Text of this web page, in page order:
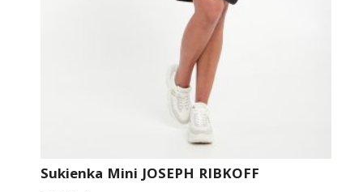
Sukienka Mini JOSEPH RIBKOFF